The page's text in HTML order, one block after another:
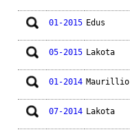
01-2015 Edus
05-2015 Lakota
01-2014 Maurillio
07-2014 Lakota